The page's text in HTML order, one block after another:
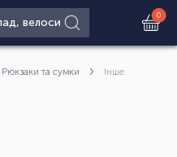
0
Рюкзаки та сумки Інше